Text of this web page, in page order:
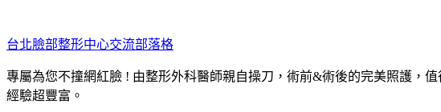
至
主
要
內
台北臉部整形中心交流部落格
專屬為您不撞網紅臉 ! 由整形外科醫師親自操刀，術前&術後的完美照護，
經驗超豐富。